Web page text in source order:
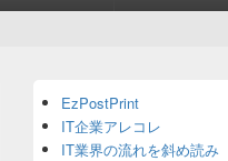
Sidebar
Widget
Area
EzPostPrint
IT企業アレコレ
IT業界の流れを斜め読み